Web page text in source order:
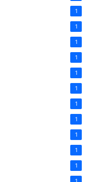
1
1
1
1
1
1
1
1
1
1
1